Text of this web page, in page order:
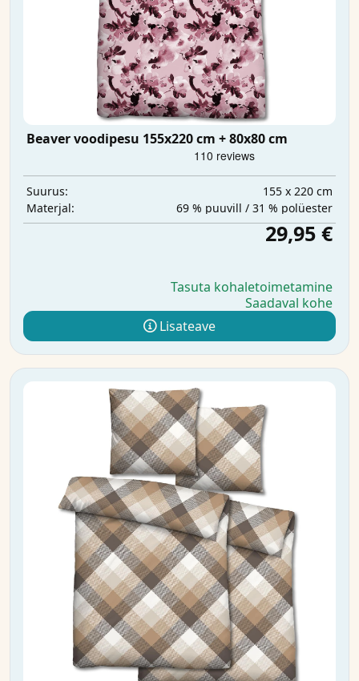
Beaver voodipesu 155x220 cm + 80x80 cm
Suurus:
155 x 220 cm
Materjal:
69 % puuvill / 31 % polüester
29,95 €
Tasuta kohaletoimetamine
Saadaval kohe
Lisateave